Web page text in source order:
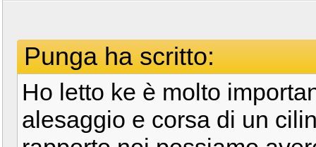
Punga ha scritto:
Ho letto ke è molto
alesaggio e corsa di un